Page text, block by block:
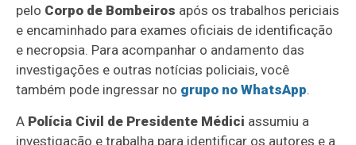
pelo Corpo de Bombeiros após os trabalhos periciais
e encaminhado para exames oficiais de identificação
e necropsia. Para acompanhar o andamento das
investigações e outras notícias policiais, você
também pode ingressar no grupo no WhatsApp.
A Polícia Civil de Presidente Médici assumiu a
investigação e trabalha para identificar os autores e a